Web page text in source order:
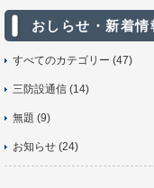
おしらせ・新着
すべてのカテゴリー (47)
三防設通信 (14)
無題 (9)
お知らせ (24)